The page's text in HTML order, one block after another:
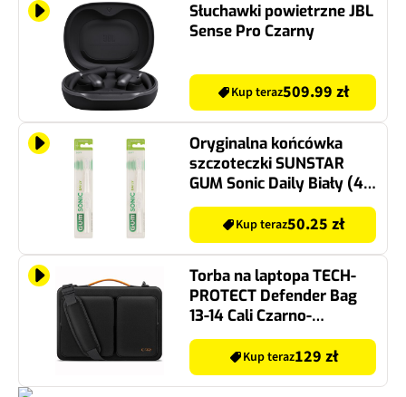
Słuchawki powietrzne JBL
Sense Pro Czarny
Kup teraz509.99 zł
Oryginalna końcówka
szczoteczki SUNSTAR
GUM Sonic Daily Biały (4
szt.) (Ultracienkie włosie)
Kup teraz50.25 zł
Torba na laptopa TECH-
PROTECT Defender Bag
13-14 Cali Czarno-
pomarańczowy
Kup teraz129 zł